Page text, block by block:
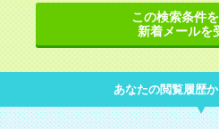
この検索条件
新着メールを
あなたの閲覧履歴